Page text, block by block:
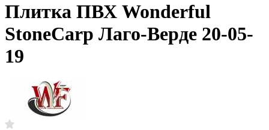
Плитка ПВХ Wonderful
StoneCarp Лаго-Верде 20-05-
19